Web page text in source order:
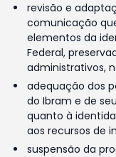
revisão e
comunicação
elementos da
Federal,
administrativos,
adequação dos
do Ibram e de
quanto à
aos recursos de
suspensão da